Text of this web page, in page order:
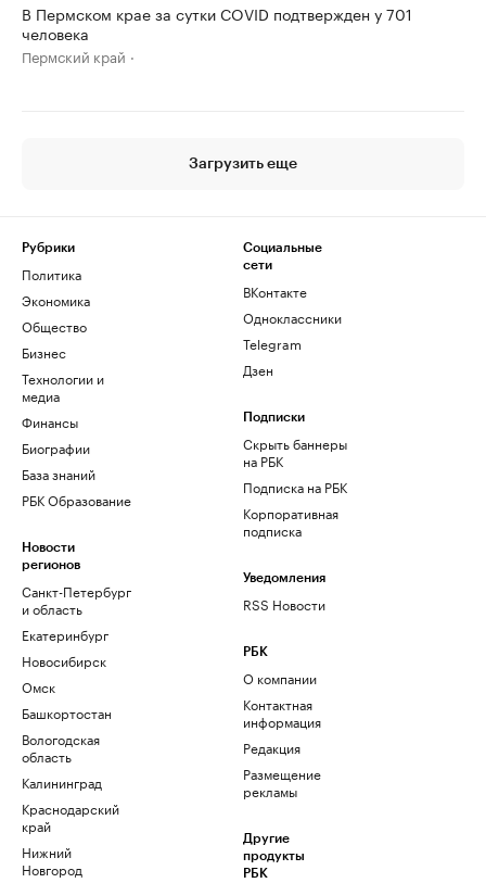
В Пермском крае за сутки COVID подтвержден у 701
человека
Пермский край
Загрузить еще
Рубрики
Политика
Экономика
Общество
Бизнес
Технологии и
медиа
Финансы
Биографии
База знаний
РБК Образование
Новости
регионов
Санкт-Петербург
и область
Екатеринбург
Новосибирск
Омск
Башкортостан
Вологодская
область
Калининград
Краснодарский
край
Нижний
Новгород
Социальные
сети
ВКонтакте
Одноклассники
Telegram
Дзен
Подписки
Скрыть баннеры
на РБК
Подписка на РБК
Корпоративная
подписка
Уведомления
RSS Новости
РБК
О компании
Контактная
информация
Редакция
Размещение
рекламы
Другие
продукты
РБК